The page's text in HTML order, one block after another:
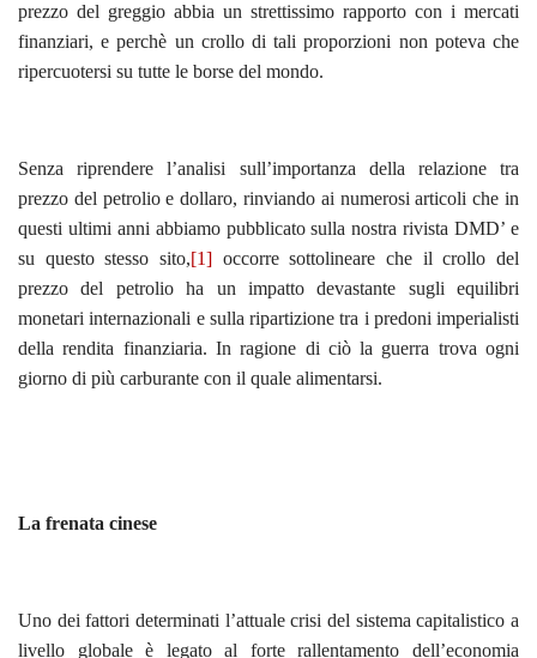
prezzo del greggio abbia un strettissimo rapporto con i mercati
finanziari, e perchè un crollo di tali proporzioni non poteva che
ripercuotersi su tutte le borse del mondo.
Senza riprendere l’analisi sull’importanza della relazione tra
prezzo del petrolio e dollaro, rinviando ai numerosi articoli che in
questi ultimi anni abbiamo pubblicato sulla nostra rivista DMD’ e
su questo stesso sito,[1] occorre sottolineare che il crollo del
prezzo del petrolio ha un impatto devastante sugli equilibri
monetari internazionali e sulla ripartizione tra i predoni imperialisti
della rendita finanziaria. In ragione di ciò la guerra trova ogni
giorno di più carburante con il quale alimentarsi.
La frenata cinese
Uno dei fattori determinati l’attuale crisi del sistema capitalistico a
livello globale è legato al forte rallentamento dell’economia